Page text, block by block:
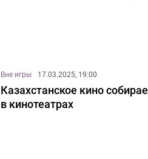
Вне игры 17.03.2025, 19:00
Казахстанское кино
в кинотеатрах